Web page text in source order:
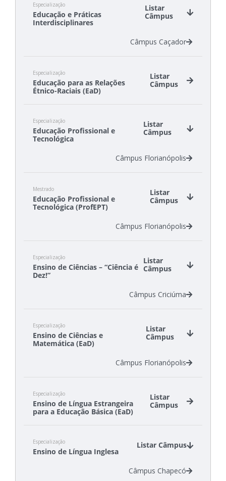
Especialização
Educação e Práticas
Interdisciplinares
Listar
Câmpus
Câmpus Caçador
Especialização
Educação para as Relações
Étnico-Raciais (EaD)
Listar
Câmpus
Câmpus São Miguel do Oeste
Especialização
Educação Profissional e
Tecnológica
Listar
Câmpus
Câmpus Florianópolis
Mestrado
Educação Profissional e
Tecnológica (ProfEPT)
Listar
Câmpus
Câmpus Florianópolis
Especialização
Ensino de Ciências – “Ciência é
Dez!”
Listar
Câmpus
Câmpus Criciúma
Especialização
Ensino de Ciências e
Matemática (EaD)
Listar
Câmpus
Câmpus Florianópolis
Especialização
Ensino de Língua Estrangeira
para a Educação Básica (EaD)
Listar
Câmpus
Câmpus São José
Especialização
Ensino de Língua Inglesa
Listar Câmpus
Câmpus Chapecó